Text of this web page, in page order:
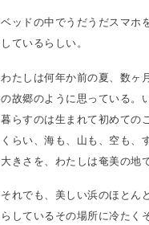
ベッドの中でうだうだスマホ
しているらしい。
わたしは何年か前の夏、数ヶ
の故郷のように思っている。
暮らすのは生まれて初めての
くらい、海も、山も、空も、
大きさを、わたしは奄美の地
それでも、美しい浜のほとん
らしているその場所に冷たく